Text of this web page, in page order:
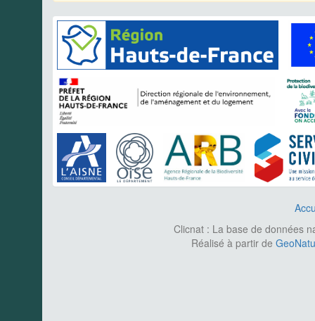
Clicnat : La base de données
Réalisé à partir de